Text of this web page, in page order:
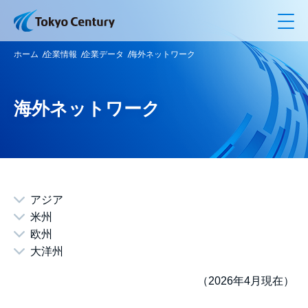
ホーム 企業情報 企業データ 海外ネットワーク
海外ネットワーク
アジア
米州
欧州
大洋州
（2026年4月現在）